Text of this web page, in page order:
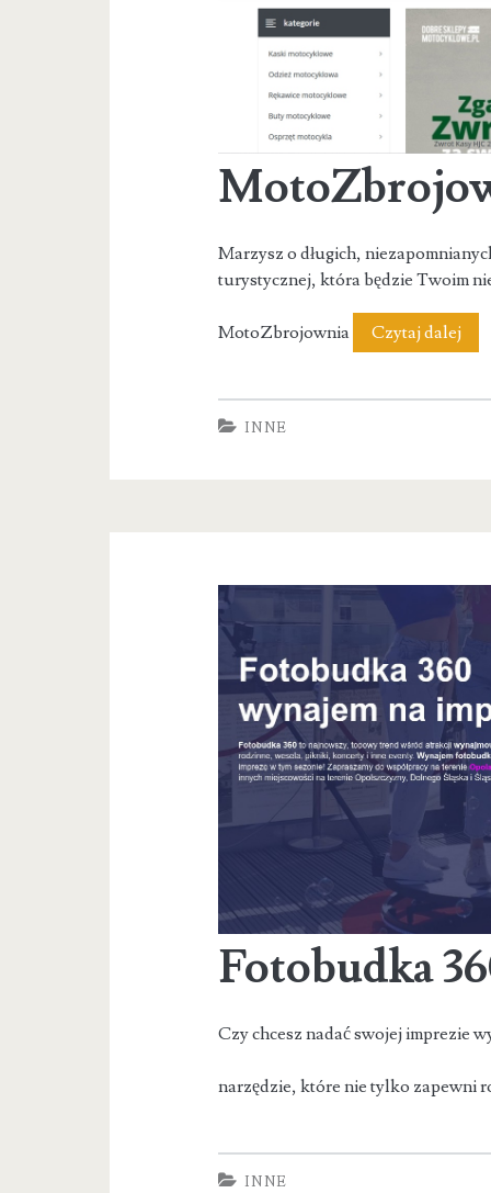
Marzysz o długich,
turystycznej, która będzie Twoim
MotoZbrojownia Czytaj dalej
INNE
Fotobudka
Czy chcesz nadać swojej imprezie
narzędzie, które nie tylko zapewni
INNE